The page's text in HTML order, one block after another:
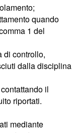
quando
1 del
di controllo,
dalla disciplina
il
riportati.
mediante